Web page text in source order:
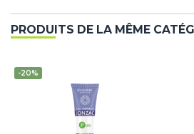
PRODUITS DE LA MÊME
-20%